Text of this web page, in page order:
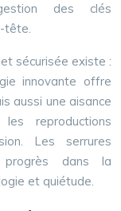
des clés
tête.
sécurisée existe :
innovante offre
aussi une aisance
reproductions
Les serrures
progrès dans la
et quiétude.